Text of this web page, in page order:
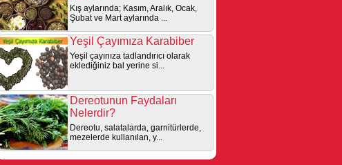
Kış aylarında; Kasım, Aralık, Ocak,
Şubat ve Mart aylarında ...
Yeşil Çayımıza Karabiber
Yeşil çayınıza tadlandırıcı olarak
eklediğiniz bal yerine si...
Dereotunun Faydaları
Nelerdir?
Dereotu, salatalarda, garnitürlerde,
mezelerde kullanılan, y...